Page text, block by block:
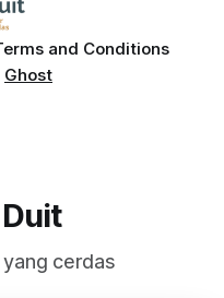
and Conditions
Ghost
cerdas